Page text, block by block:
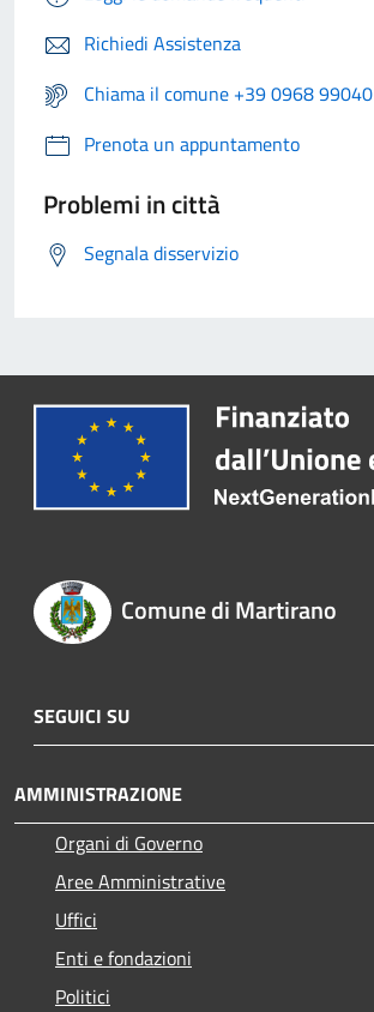
Richiedi Assistenza
Chiama il comune +39 0968 99040
Prenota un appuntamento
Problemi in città
Segnala disservizio
Comune di Martirano
SEGUICI SU
AMMINISTRAZIONE
Organi di Governo
Aree Amministrative
Uffici
Enti e fondazioni
Politici